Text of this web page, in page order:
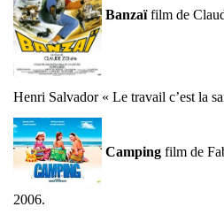
Banzaïfilm de
Henri Salvador « Le travail c’est la
Camping film de
2006.